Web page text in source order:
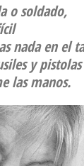
o soldado,
nada en el
y pistolas
las manos.